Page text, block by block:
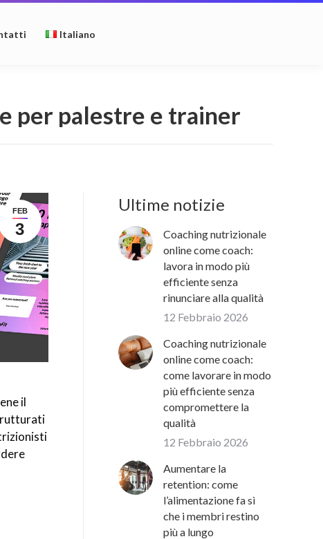
Italiano
per palestre e trainer
FEB
3
il
Ultime notizie
Coaching nutrizionale
online come coach:
lavora in modo più
efficiente senza
rinunciare alla qualità
12 Febbraio 2026
Coaching nutrizionale
online come coach:
come lavorare in modo
più efficiente senza
compromettere la
qualità
12 Febbraio 2026
Aumentare la
retention: come
l’alimentazione fa sì
che i membri restino
più a lungo